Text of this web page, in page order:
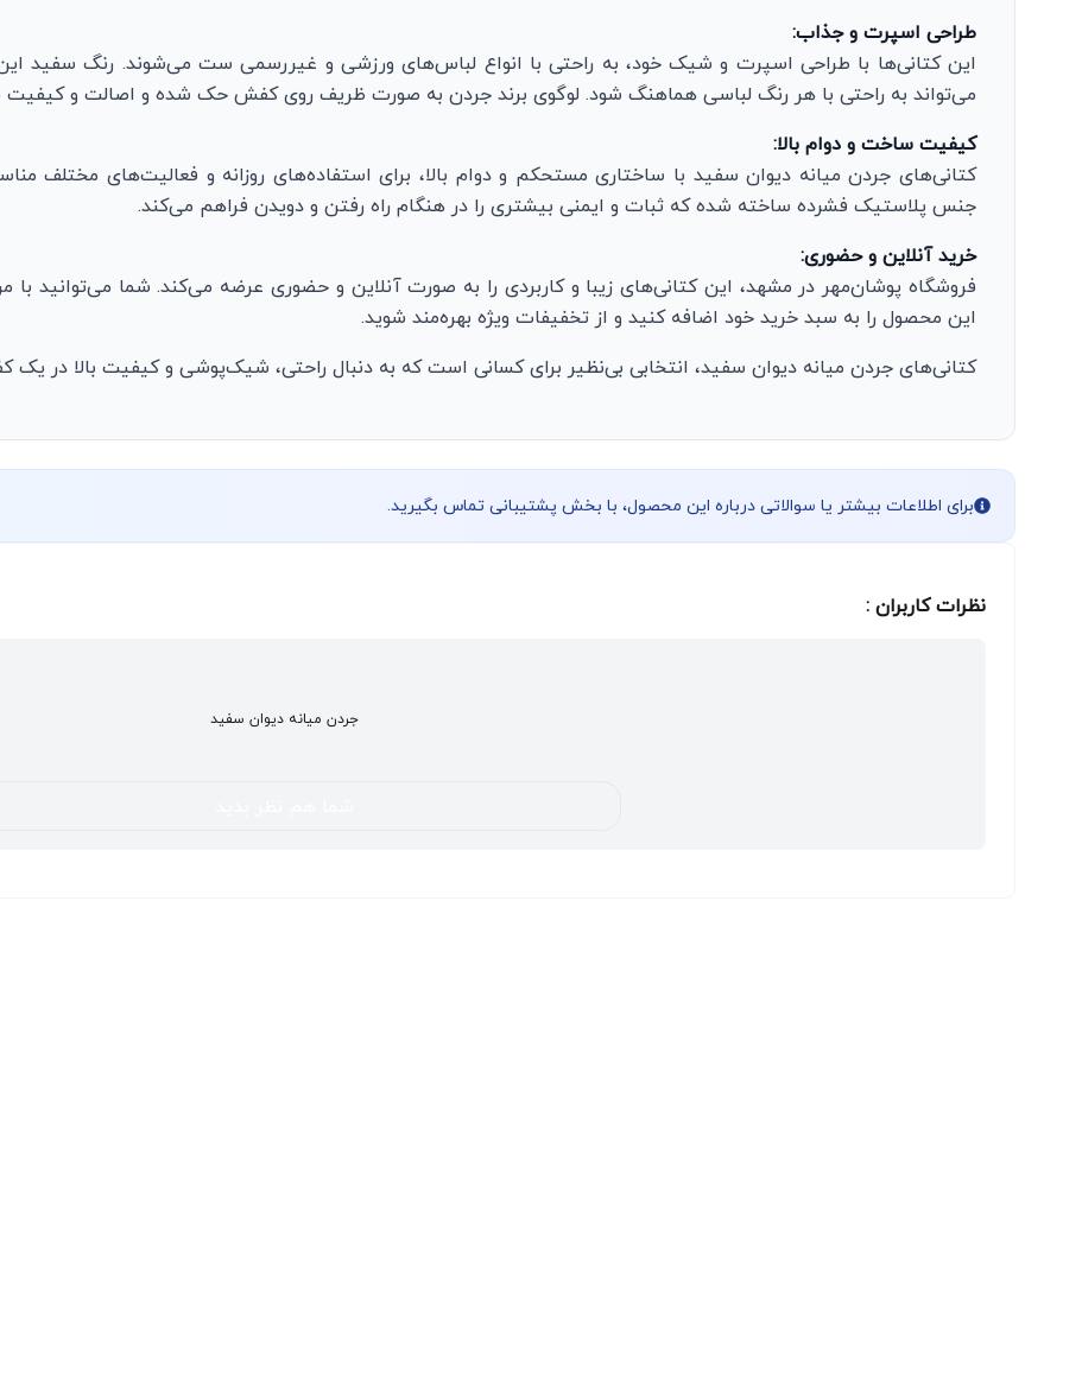
طراحی اسپرت و جذاب:
این کتانی‌ها با طراحی اسپرت و شیک خود، به راحتی با انواع لباس‌های ورزشی و غیررسمی ست می‌شوند. رنگ سفید
می‌تواند به راحتی با هر رنگ لباسی هماهنگ شود. لوگوی برند جردن به صورت ظریف روی کفش حک شده و اصالت و کیفیت
کیفیت ساخت و دوام بالا:
کتانی‌های جردن میانه دیوان سفید با ساختاری مستحکم و دوام بالا، برای استفاده‌های روزانه و فعالیت‌های مختلف
جنس پلاستیک فشرده ساخته شده که ثبات و ایمنی بیشتری را در هنگام راه رفتن و دویدن فراهم می‌کند.
خرید آنلاین و حضوری:
فروشگاه پوشان‌مهر در مشهد، این کتانی‌های زیبا و کاربردی را به صورت آنلاین و حضوری عرضه می‌کند. شما می‌توانید با
این محصول را به سبد خرید خود اضافه کنید و از تخفیفات ویژه بهره‌مند شوید.
کتانی‌های جردن میانه دیوان سفید، انتخابی بی‌نظیر برای کسانی است که به دنبال راحتی، شیک‌پوشی و کیفیت بالا در
برای اطلاعات بیشتر یا سوالاتی درباره این محصول، با بخش پشتیبانی تماس بگیرید.
نظرات کاربران :
جردن میانه دیوان سفید